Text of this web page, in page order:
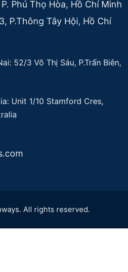
Phú Thọ Hòa, Hồ Chí Minh
P.Thông Tây Hội, Hồ Chí
52/3 Võ Thị Sáu, P.Trấn Biên,
Unit 1/10 Stamford Cres,
All rights reserved.